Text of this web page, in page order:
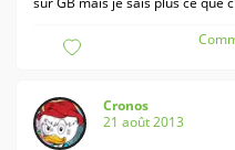
Cronos
21 août 2013